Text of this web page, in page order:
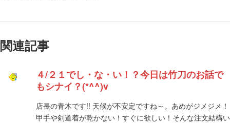
関連記事
４/２１でし・な・い！？今日は竹刀のお話で
もシナイ？(*^^)v
店長の青木です!! 天候が不安定ですね～。あめがジメジメ！
甲手や剣道着が乾かない！すぐに欲しい！そんな注文結構い